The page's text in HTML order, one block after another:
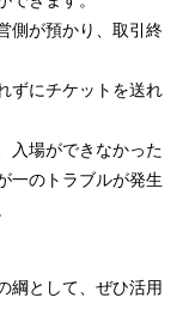
側が預かり、取引終
ずにチケットを送れ
入場ができなかった
一のトラブルが発生
綱として、ぜひ活用